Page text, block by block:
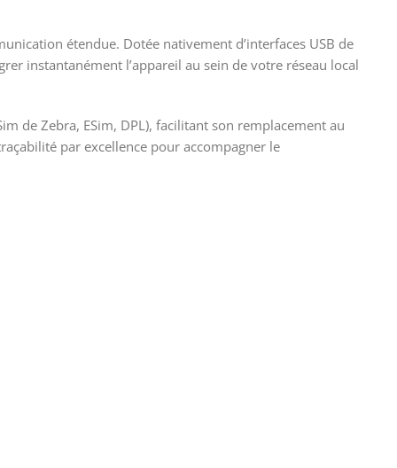
étendue. Dotée nativement d’interfaces USB de
instantanément l’appareil au sein de votre réseau local
de Zebra, ESim, DPL), facilitant son remplacement au
par excellence pour accompagner le